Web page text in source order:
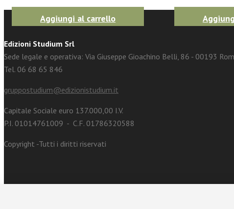
Aggiungi al carrello
Edizioni Studium Srl
Sede legale e operativa: Via Giuseppe Gioachino Belli, 86 - 00193
Tel. 06 68 65 846
gruppostudium@edizionistudium.it
Capitale Sociale euro 137.000,00 I.V.
P.I. 01014761009 - C.F. 01786320588
Copyright -Tutti i diritti riservati